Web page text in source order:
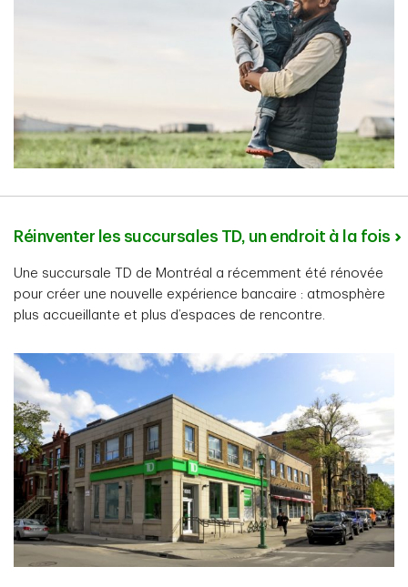
Réinventer les succursales TD, un endroit à la fois
Une succursale TD de Montréal a récemment été rénovée
pour créer une nouvelle expérience bancaire : atmosphère
plus accueillante et plus d’espaces de rencontre.